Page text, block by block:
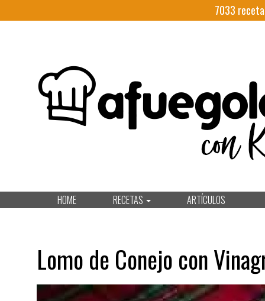
7033
HOME RECETAS ARTÍCULOS
Lomo de Conejo con